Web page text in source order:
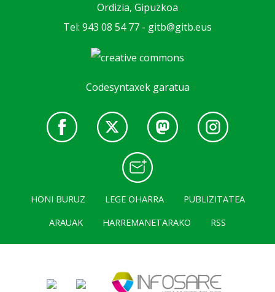
Ordizia, Gipuzkoa
Tel: 943 08 54 77 - gitb@gitb.eus
Codesyntaxek garatua
HONI BURUZ LEGE OHARRA
PUBLIZITATEA
ARAUAK
HARREMANETARAKO RSS